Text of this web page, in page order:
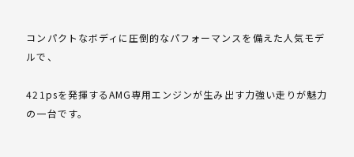
コンパクトなボディに圧倒的なパフォーマンスを備えた人気モデ
ルで、
421psを発揮するAMG専用エンジンが生み出す力強い走りが魅力
の一台です。